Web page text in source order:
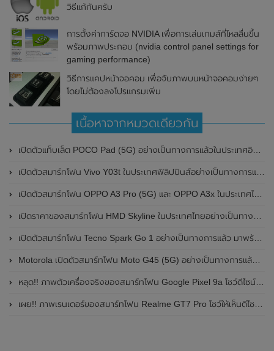
วิธีแก้กันครับ
การตั้งค่าการ์ดจอ NVIDIA เพื่อการเล่นเกมส์ที่ไหลลื่นขึ้น
พร้อมภาพประกอบ (nvidia control panel settings for
gaming performance)
วิธีการแคปหน้าจอคอม เพื่อจับภาพบนหน้าจอคอมง่ายๆ
โดยไม่ต้องลงโปรแกรมเพิ่ม
เนื้อหาจากหมวดเดียวกัน
เปิดตัวแท็บเล็ต POCO Pad (5G) อย่างเป็นทางการแล้วในประเทศอินเดีย มาพร้อมชิปเซ็ต Snapdragon 7s Gen 2 ของ Qualcomm และรองรับเครือข่าย 5G
เปิดตัวสมาร์ทโฟน Vivo Y03t ในประเทศฟิลิปปินส์อย่างเป็นทางการแล้ว มาพร้อมชิปเซ็ต Unisoc T612 , กล้องหลัง ความละเอียด 13MP , แบตเตอรี่ 5,000mAh และหน้าจอแสดงผล LCD / 90Hz
เปิดตัวสมาร์ทโฟน OPPO A3 Pro (5G) และ OPPO A3x ในประเทศไทยอย่างเป็นทางการแล้ว ในราคาเริ่มต้นเพียง 3,999 บาท
เปิดราคาของสมาร์ทโฟน HMD Skyline ในประเทศไทยอย่างเป็นทางการแล้ว ราคา 14,990 บาท
เปิดตัวสมาร์ทโฟน Tecno Spark Go 1 อย่างเป็นทางการแล้ว มาพร้อมหน้าจอแสดงผล LCD / 120Hz , แบตเตอรี่ 5,000mAh และใช้ชิปเซ็ต Unisoc
Motorola เปิดตัวสมาร์ทโฟน Moto G45 (5G) อย่างเป็นทางการแล้วในอินเดีย
หลุด!! ภาพตัวเครื่องจริงของสมาร์ทโฟน Google Pixel 9a โชว์ดีไซน์ใหม่ กล้องหลังแบนราบ ไม่มีกรอบของกล้องแล้ว
เผย!! ภาพเรนเดอร์ของสมาร์ทโฟน Realme GT7 Pro โชว์ให้เห็นดีไซน์ใหม่ พร้อมเผยรายละเอียดสเปกที่สำคัญบางส่วน